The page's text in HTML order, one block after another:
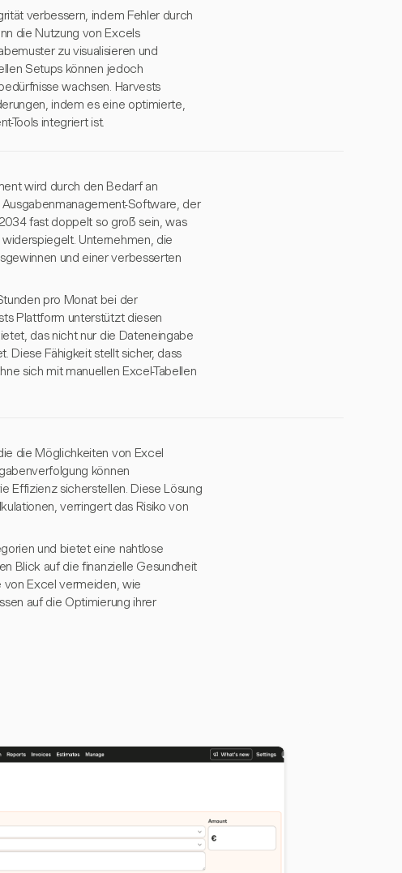
verbessern, indem Fehler durch
die Nutzung von Excels
zu visualisieren und
Setups können jedoch
wachsen. Harvests
indem es eine optimierte,
Tools integriert ist.
wird durch den Bedarf an
Software, der
fast doppelt so groß sein, was
Unternehmen, die
und einer verbesserten
pro Monat bei der
Plattform unterstützt diesen
das nicht nur die Dateneingabe
Diese Fähigkeit stellt sicher, dass
sich mit manuellen Excel-Tabellen
die Möglichkeiten von Excel
können
Effizienz sicherstellen. Diese Lösung
verringert das Risiko von
und bietet eine nahtlose
Blick auf die finanzielle Gesundheit
von Excel vermeiden, wie
auf die Optimierung ihrer